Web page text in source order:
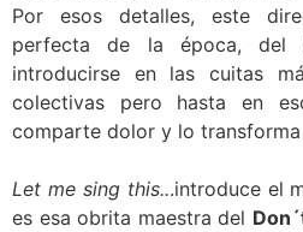
Por esos detalles, este
perfecta de la época,
introducirse en las cuitas
colectivas pero hasta en
comparte dolor y lo
Let me sing this...introduce el
es esa obrita maestra del